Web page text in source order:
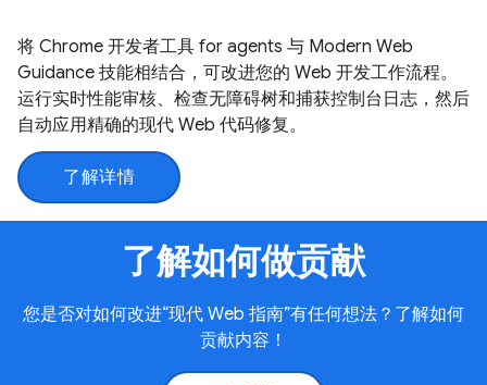
将 Chrome 开发者工具 for agents 与 Modern Web
Guidance 技能相结合，可改进您的 Web 开发工作流程。
运行实时性能审核、检查无障碍树和捕获控制台日志，然后
自动应用精确的现代 Web 代码修复。
了解详情
了解如何做贡献
您是否对如何改进“现代 Web 指南”有任何想法？了解如何
贡献内容！